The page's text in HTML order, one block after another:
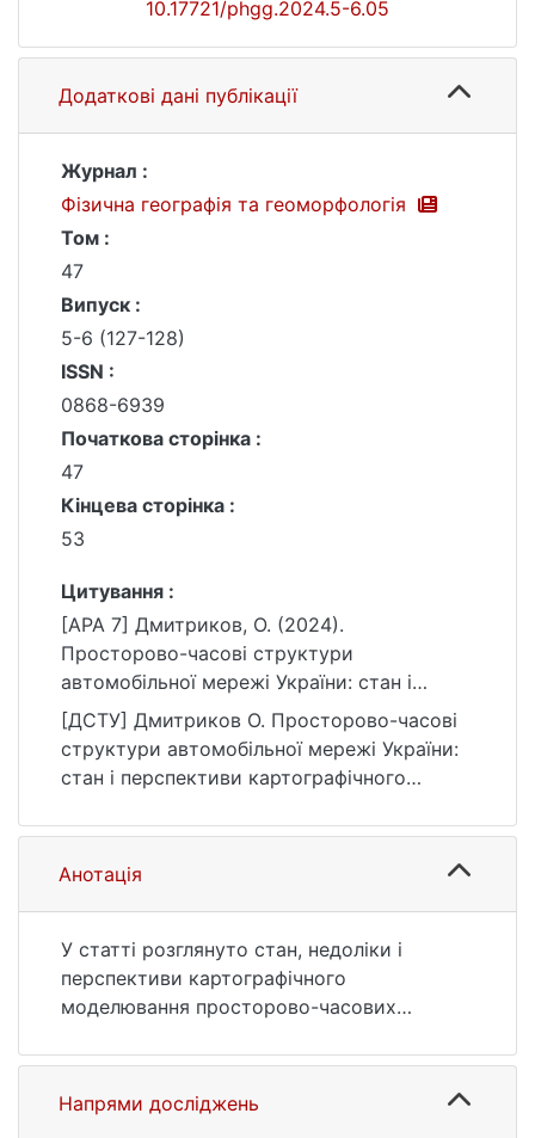
10.17721/phgg.2024.5-6.05
Додаткові дані публікації
Журнал :
Фізична географія та геоморфологія
Том :
47
Випуск :
5-6 (127-128)
ISSN :
0868-6939
Початкова сторінка :
47
Кінцева сторінка :
53
Цитування :
[APA 7] Дмитриков, О. (2024).
Просторово-часові структури
автомобільної мережі України: стан і
перспективи картографічного
моделювання. Фізична географія та
геоморфологія, 47(5-6 (127-128)), 47–53.
https://doi.org/10.17721/phgg.2024.5-6.05
[ДСТУ] Дмитриков О. Просторово-часові
структури автомобільної мережі України:
стан і перспективи картографічного
геоморфологія. 2024. Т. 47, № 5-6 (127-
128). С. 47—53. DOI: 10.17721/phgg.2024.5-
6.05 (дата звернення: 25.07.2026).
Анотація
У статті розглянуто стан, недоліки і
перспективи картографічного
моделювання просторово-часових
Метою дослідження є розробка
методичних рекомендацій для підвищення
точності відображення просторових та
Напрями досліджень